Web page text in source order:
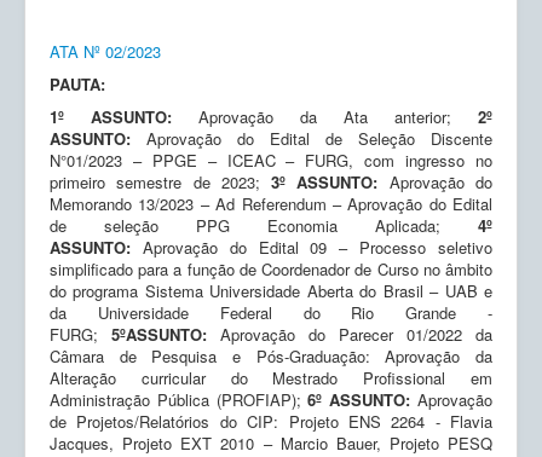
ATA Nº 02/2023
PAUTA:
1º ASSUNTO: Aprovação da Ata anterior; 2º
ASSUNTO: Aprovação do Edital de Seleção Discente
N°01/2023 – PPGE – ICEAC – FURG, com ingresso no
primeiro semestre de 2023;3º ASSUNTO: Aprovação do
Memorando 13/2023 – Ad Referendum – Aprovação do Edital
de seleção PPG Economia Aplicada; 4º
ASSUNTO: Aprovação do Edital 09 – Processo seletivo
simplificado para a função de Coordenador de Curso no âmbito
do programa Sistema Universidade Aberta do Brasil – UAB e
da Universidade Federal do Rio Grande -
FURG; 5ºASSUNTO: Aprovação do Parecer 01/2022 da
Câmara de Pesquisa e Pós-Graduação: Aprovação da
Alteração curricular do Mestrado Profissional em
Administração Pública (PROFIAP);6º ASSUNTO:Aprovação
de Projetos/Relatórios do CIP: Projeto ENS 2264 - Flavia
Jacques, Projeto EXT 2010 – Marcio Bauer, Projeto PESQ